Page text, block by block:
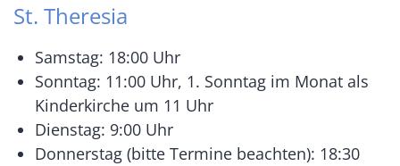
St. Theresia
Samstag: 18:00 Uhr
Sonntag: 11:00 Uhr, 1. Sonntag im Monat als
Kinderkirche um 11 Uhr
Dienstag: 9:00 Uhr
Donnerstag (bitte Termine beachten): 18:30